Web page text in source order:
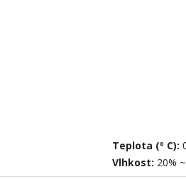
Teplota (º C):
Vlhkost: 20%